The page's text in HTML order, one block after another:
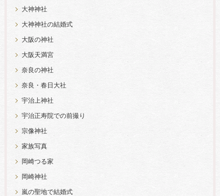
大神神社
大神神社の結婚式
大阪の神社
大阪天満宮
奈良の神社
奈良・春日大社
宇治上神社
宇治正寿院での前撮り
宗像神社
家族写真
岡崎つる家
岡崎神社
嵐の聖地で結婚式